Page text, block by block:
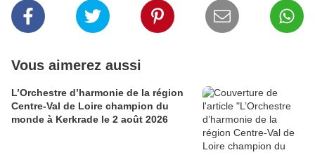
Vous aimerez aussi
L’Orchestre d’harmonie de la région
Centre-Val de Loire champion du
monde à Kerkrade le 2 août 2026